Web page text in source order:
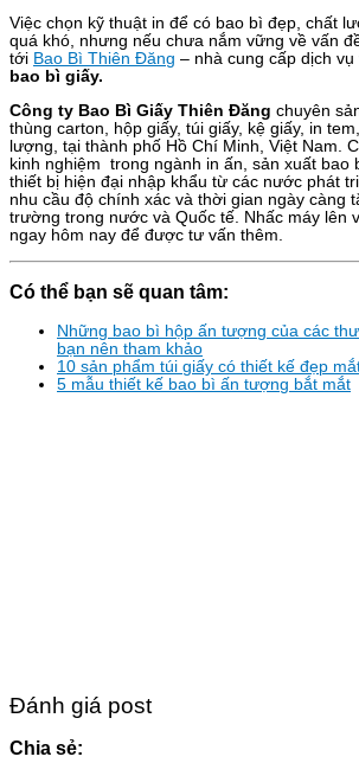
Việc chọn kỹ thuật in để có bao bì đẹp, chất
quá khó, nhưng nếu chưa nắm vững về vấn
tới Bao Bì Thiên Đăng – nhà cung cấp dịch vụ
bao bì giấy.
Công ty Bao Bì Giấy Thiên Đăng chuyên
thùng carton, hộp giấy, túi giấy, kệ giấy, in
lượng, tại thành phố Hồ Chí Minh, Việt Nam.
kinh nghiệm trong ngành in ấn, sản xuất bao
thiết bị hiện đại nhập khẩu từ các nước phát
nhu cầu độ chính xác và thời gian ngày càng
trường trong nước và Quốc tế. Nhấc máy lên
ngay hôm nay để được tư vấn thêm.
Có thể bạn sẽ quan tâm:
Những bao bì hộp ấn tượng của các
bạn nên tham khảo
10 sản phẩm túi giấy có thiết kế đẹp
5 mẫu thiết kế bao bì ấn tượng bắt mắt
Đánh giá post
Chia sẻ: